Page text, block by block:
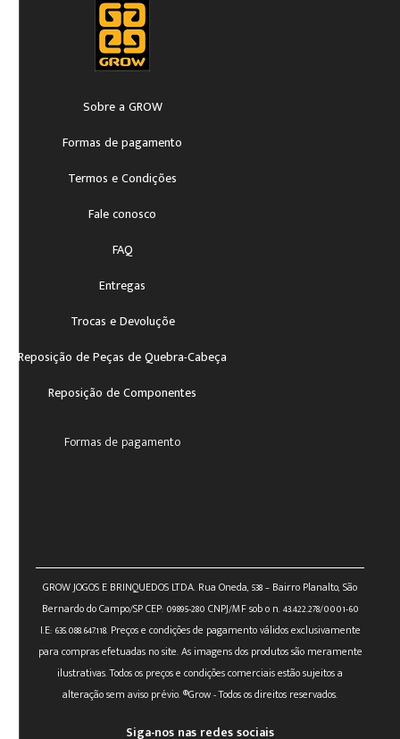
Sobre a GROW
Formas de pagamento
Termos e Condições
Fale conosco
FAQ
Entregas
Trocas e Devoluçõe
Reposição de Peças de Quebra-Cabeça
Reposição de Componentes
Formas de pagamento
GROW JOGOS E BRINQUEDOS LTDA. Rua Oneda, 538 – Bairro Planalto, São
Bernardo do Campo/SP CEP: 09895-280 CNPJ/MF sob o n. 43.422.278/0001-60
I.E: 635.088.647.118. Preços e condições de pagamento válidos exclusivamente
para compras efetuadas no site. As imagens dos produtos são meramente
ilustrativas. Todos os preços e condições comerciais estão sujeitos a
alteração sem aviso prévio. ®Grow - Todos os direitos reservados.
Siga-nos nas redes sociais